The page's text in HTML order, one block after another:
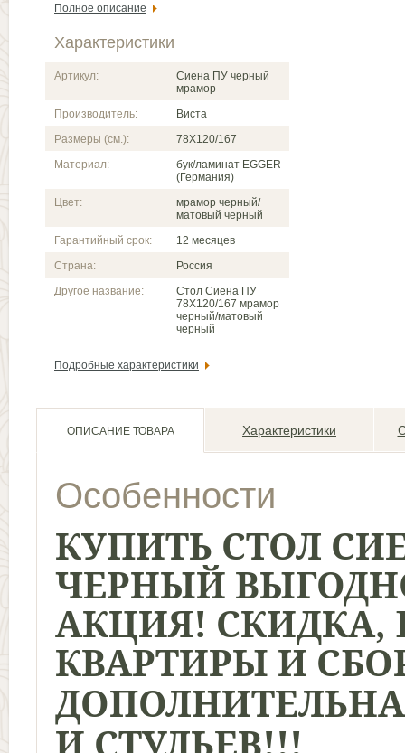
Полное описание
Характеристики
Артикул:
Сиена ПУ черный
мрамор
Производитель:
Виста
Размеры (см.):
78Х120/167
Материал:
бук/ламинат EGGER
(Германия)
Цвет:
мрамор черный/
матовый черный
Гарантийный срок:
12 месяцев
Страна:
Россия
Другое название:
Стол Сиена ПУ
78Х120/167 мрамор
черный/матовый
черный
Подробные характеристики
ОПИСАНИЕ ТОВАРА Характеристики
Особенности
КУПИТЬ СТОЛ
ЧЕРНЫЙ
АКЦИЯ! СКИДКА,
КВАРТИРЫ И